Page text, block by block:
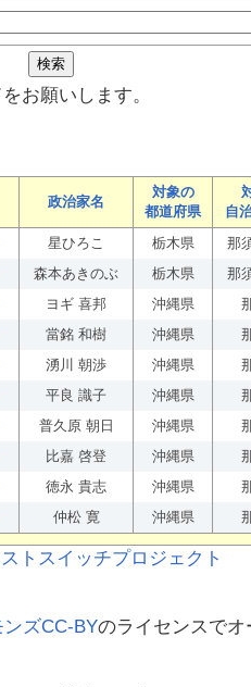
お願いします。
政治家名
対象の
都道府県
自
星ひろこ 栃木県 那
森本あきのぶ 栃木県 那
ヨギ 喜邦 沖縄県
當銘 和樹 沖縄県
湧川 朝渉 沖縄県
平良 識子 沖縄県
普久原 朝日 沖縄県
比嘉 啓登 沖縄県
徳永 貴志 沖縄県
仲松 寛 沖縄県
ズCC-BYのライセンスで